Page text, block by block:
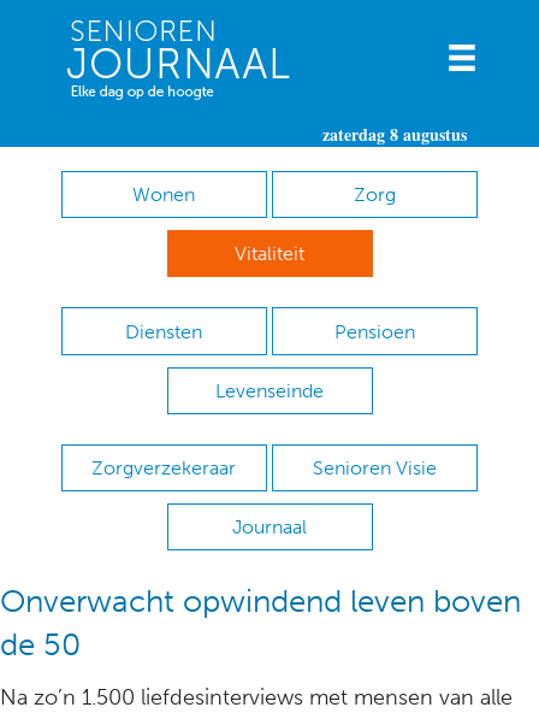
zaterdag 8 augustus
Wonen Zorg
Vitaliteit
Diensten Pensioen
Levenseinde
Zorgverzekeraar Senioren Visie
Journaal
Onverwacht opwindend leven boven
de 50
Na zo’n 1.500 liefdesinterviews met mensen van alle